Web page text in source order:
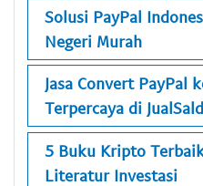
Solusi PayPal
Negeri Murah
Jasa Convert PayPal
Terpercaya di
5 Buku Kripto
Literatur Investasi